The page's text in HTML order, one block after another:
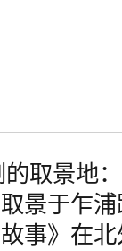
取景地
景于乍
事》在